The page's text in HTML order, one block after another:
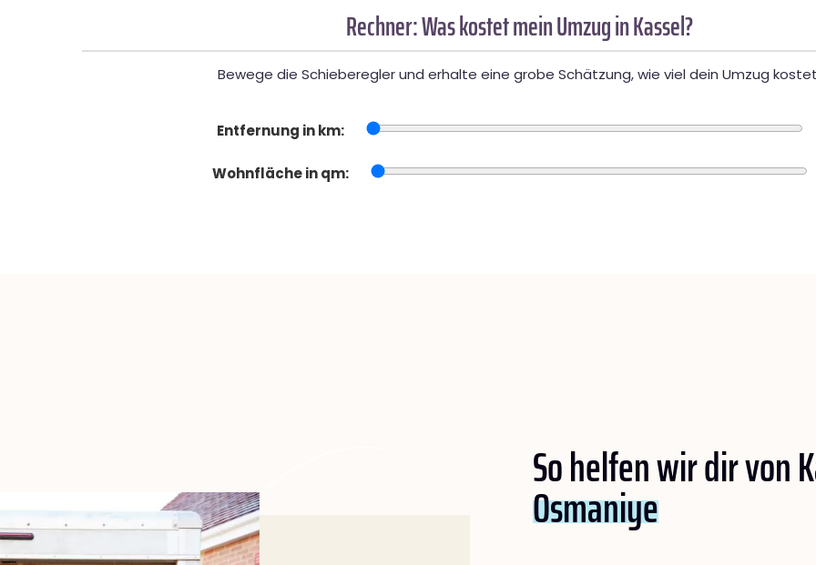
Rechner: Was kostet mein Umzug in Kassel?
Bewege die Schieberegler und erhalte eine grobe Schätzung, wie viel dein Umzug
Entfernung in km:
Wohnfläche in qm:
So helfen wir dir von
Osmaniye